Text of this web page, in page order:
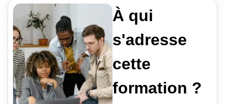
À qui
s'adresse
cette
formation ?